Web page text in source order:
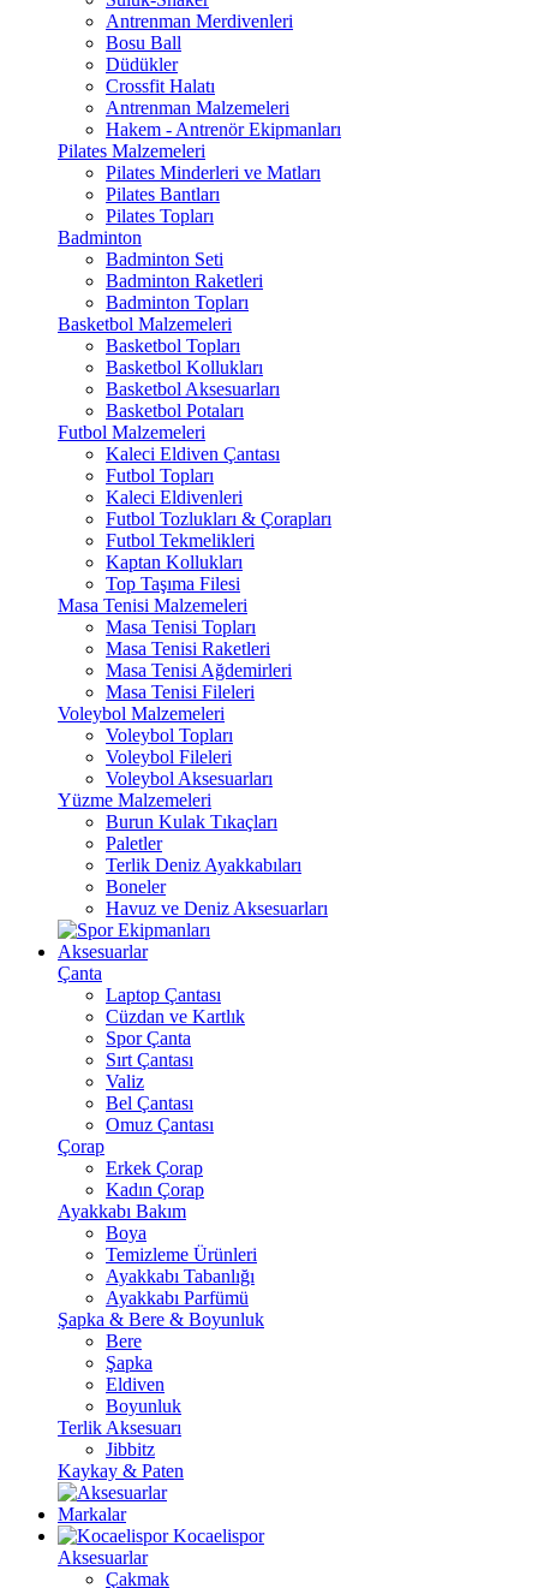
Antrenman Merdivenleri
Bosu Ball
Düdükler
Crossfit Halatı
Antrenman Malzemeleri
Hakem - Antrenör Ekipmanları
Pilates Malzemeleri
Pilates Minderleri ve Matları
Pilates Bantları
Pilates Topları
Badminton
Badminton Seti
Badminton Raketleri
Badminton Topları
Basketbol Malzemeleri
Basketbol Topları
Basketbol Kollukları
Basketbol Aksesuarları
Basketbol Potaları
Futbol Malzemeleri
Kaleci Eldiven Çantası
Futbol Topları
Kaleci Eldivenleri
Futbol Tozlukları & Çorapları
Futbol Tekmelikleri
Kaptan Kollukları
Top Taşıma Filesi
Masa Tenisi Malzemeleri
Masa Tenisi Topları
Masa Tenisi Raketleri
Masa Tenisi Ağdemirleri
Masa Tenisi Fileleri
Voleybol Malzemeleri
Voleybol Topları
Voleybol Fileleri
Voleybol Aksesuarları
Yüzme Malzemeleri
Burun Kulak Tıkaçları
Paletler
Terlik Deniz Ayakkabıları
Boneler
Havuz ve Deniz Aksesuarları
Aksesuarlar
Çanta
Laptop Çantası
Cüzdan ve Kartlık
Spor Çanta
Sırt Çantası
Valiz
Bel Çantası
Omuz Çantası
Çorap
Erkek Çorap
Kadın Çorap
Ayakkabı Bakım
Boya
Temizleme Ürünleri
Ayakkabı Tabanlığı
Ayakkabı Parfümü
Şapka & Bere & Boyunluk
Bere
Şapka
Eldiven
Boyunluk
Terlik Aksesuarı
Jibbitz
Kaykay & Paten
Markalar
Kocaelispor
Aksesuarlar
Çakmak